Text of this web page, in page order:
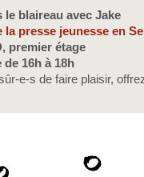
blaireau avec Jake
la presse jeunesse en
premier étage
16h à 18h
e-s de faire plaisir,